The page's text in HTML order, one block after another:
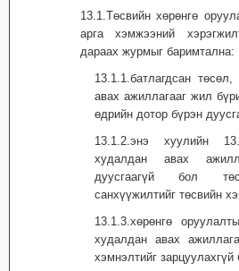
13.1.Төсвийн хөрөнгө
арга хэмжээний
дараах журмыг баримтална:
13.1.1.батлагдсан
авах ажиллагааг жил
өдрийн дотор бүрэн
13.1.2.энэ хуулийн
худалдан авах
дуусгаагүй бол
санхүүжилтийг төсвийн
13.1.3.хөрөнгө
худалдан авах
хэмнэлтийг зарцуулахгүй